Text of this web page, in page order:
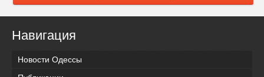
Навигация
Новости Одессы